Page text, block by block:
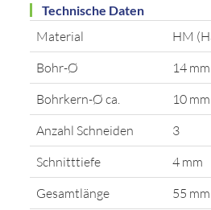
Technische Daten
Material
HM
Bohr-Ø
14 mm
Bohrkern-Ø ca.
10 mm
Anzahl Schneiden
3
Schnitttiefe
4 mm
Gesamtlänge
55 mm